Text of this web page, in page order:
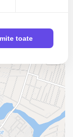
toate